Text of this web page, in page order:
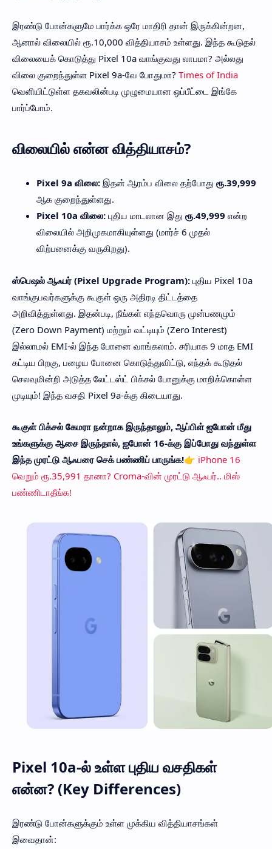
இரண்டு போன்களுமே பார்க்க ஒரே மாதிரி தான் இருக்கின்றன,
ஆனால் விலையில் ரூ.10,000 வித்தியாசம் உள்ளது. இந்த கூடுதல்
விலையைக் கொடுத்து Pixel 10a வாங்குவது லாபமா? அல்லது
விலை குறைந்துள்ள Pixel 9a-வே போதுமா? Times of India
வெளியிட்டுள்ள தகவலின்படி முழுமையான ஒப்பீட்டை இங்கே
பார்ப்போம்.
விலையில் என்ன வித்தியாசம்?
Pixel 9a விலை: இதன் ஆரம்ப விலை தற்போது ரூ.39,999
ஆக குறைந்துள்ளது.
Pixel 10a விலை: புதிய மாடலான இது ரூ.49,999 என்ற
விலையில் அறிமுகமாகியுள்ளது (மார்ச் 6 முதல்
விற்பனைக்கு வருகிறது).
ஸ்பெஷல் ஆஃபர் (Pixel Upgrade Program): புதிய Pixel 10a
வாங்குபவர்களுக்கு கூகுள் ஒரு அதிரடி திட்டத்தை
அறிவித்துள்ளது. இதன்படி, நீங்கள் எந்தவொரு முன்பணமும்
(Zero Down Payment) மற்றும் வட்டியும் (Zero Interest)
இல்லாமல் EMI-ல் இந்த போனை வாங்கலாம். சரியாக 9 மாத EMI
கட்டிய பிறகு, பழைய போனை கொடுத்துவிட்டு, எந்தக் கூடுதல்
செலவுமின்றி அடுத்த லேட்டஸ்ட் பிக்சல் போனுக்கு மாறிக்கொள்ள
முடியும்! இந்த வசதி Pixel 9a-க்கு கிடையாது.
கூகுள் பிக்சல் கேமரா நன்றாக இருந்தாலும், ஆப்பிள் ஐபோன் மீது
உங்களுக்கு ஆசை இருந்தால், ஐபோன் 16-க்கு இப்போது வந்துள்ள
இந்த முரட்டு ஆஃபரை செக் பண்ணிப் பாருங்க!👉 iPhone 16
வெறும் ரூ.35,991 தானா? Croma-வின் முரட்டு ஆஃபர்.. மிஸ்
பண்ணிடாதீங்க!
Pixel 10a-ல் உள்ள புதிய வசதிகள்
என்ன? (Key Differences)
இரண்டு போன்களுக்கும் உள்ள முக்கிய வித்தியாசங்கள்
இவைதான்: